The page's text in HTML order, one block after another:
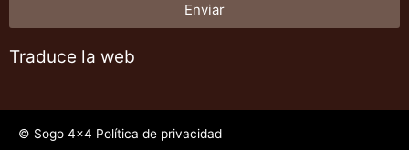
Enviar
Traduce la web
© Sogo 4x4 Política de privacidad